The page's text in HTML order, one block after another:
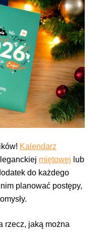
Kalendarz
miętowej lub
do każdego
planować postępy,
rzecz, jaką można